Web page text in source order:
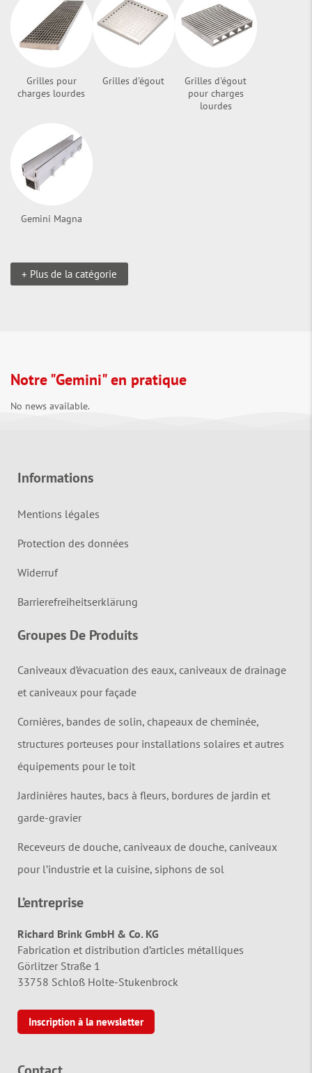
Grilles pour
charges lourdes
Grilles d'égout
Grilles d'égout
pour charges
lourdes
Gemini Magna
+ Plus de la catégorie
Notre "Gemini" en pratique
No news available.
Informations
Mentions légales
Protection des données
Widerruf
Barrierefreiheitserklärung
Groupes De Produits
Caniveaux d’évacuation des eaux, caniveaux de drainage
et caniveaux pour façade
Cornières, bandes de solin, chapeaux de cheminée,
structures porteuses pour installations solaires et autres
équipements pour le toit
Jardinières hautes, bacs à fleurs, bordures de jardin et
garde-gravier
Receveurs de douche, caniveaux de douche, caniveaux
pour l’industrie et la cuisine, siphons de sol
L’entreprise
Richard Brink GmbH & Co. KG
Fabrication et distribution d’articles métalliques
Görlitzer Straße 1
33758 Schloß Holte-Stukenbrock
Inscription à la newsletter